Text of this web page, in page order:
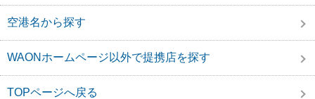
空港名から探す
WAONホームページ以外で提携店を探す
TOPページへ戻る